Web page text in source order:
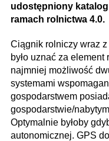
udostępniony
ramach rolnictwa 4.0.
Ciągnik rolniczy wraz
było uznać za
najmniej możliwość
systemami
gospodarstwem
gospodarstwie/
Optymalnie byłoby
autonomicznej. GPS